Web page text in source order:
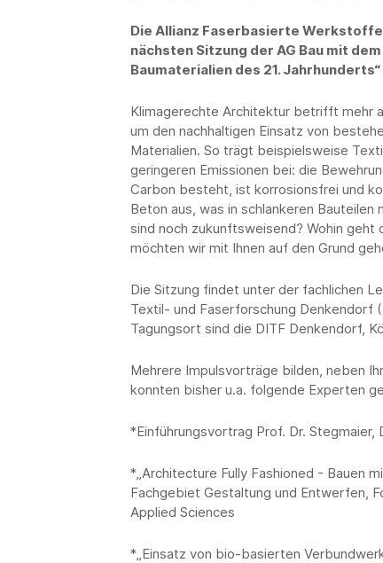
Die Allianz Faserbasierte
nächsten Sitzung der AG Bau mit
Baumaterialien des 21. Jahrhunderts“
Klimagerechte Architektur betrifft mehr
um den nachhaltigen Einsatz von
Materialien. So trägt beispielsweise
geringeren Emissionen bei: die
Carbon besteht, ist korrosionsfrei und
Beton aus, was in schlankeren
sind noch zukunftsweisend? Wohin
möchten wir mit Ihnen auf den Grund
Die Sitzung findet unter der fachlichen
Textil- und Faserforschung Denkendorf
Tagungsort sind die DITF Denkendorf,
Mehrere Impulsvorträge bilden, neben
konnten bisher u.a. folgende Experten
*Einführungsvortrag Prof. Dr. Stegmaier,
*„Architecture Fully Fashioned - Bauen
Fachgebiet Gestaltung und Entwerfen,
Applied Sciences
*„Einsatz von bio-basierten